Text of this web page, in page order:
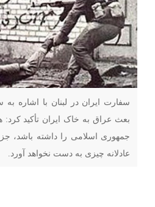
سفارت ایران در لبنان با اشاره به
بعث عراق به خاک ایران تأکید
جمهوری اسلامی را داشته باشد،
عادلانه چیزی به دست نخواهد آورد.